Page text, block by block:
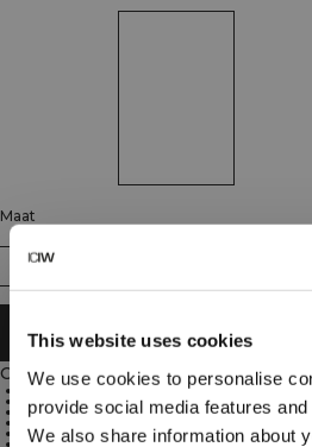
This website uses cookies
We use cookies to personalise
provide social media features
We also share information about
Maat
XS
AAN WINKELWAGENTJE
Omschrijving
Lange mouwen en korte pasvorm
Zacht en dun materiaal voor comfort
Elastische tailleband verstelbaar aan de
Duimgaten aan de uiteinden van de
Raglanmouwen voor volledige